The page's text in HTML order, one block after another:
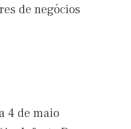
de negócios
4 de maio